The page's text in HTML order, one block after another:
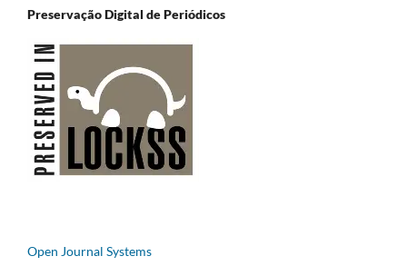
Preservação Digital de Periódicos
Open Journal Systems